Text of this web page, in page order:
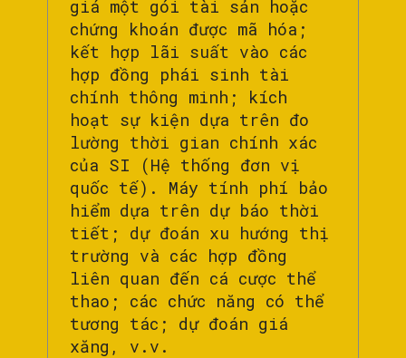
giá một gói tài sản hoặc
chứng khoán được mã hóa;
kết hợp lãi suất vào các
hợp đồng phái sinh tài
chính thông minh; kích
hoạt sự kiện dựa trên đo
lường thời gian chính xác
của SI (Hệ thống đơn vị
quốc tế). Máy tính phí bảo
hiểm dựa trên dự báo thời
tiết; dự đoán xu hướng thị
trường và các hợp đồng
liên quan đến cá cược thể
thao; các chức năng có thể
tương tác; dự đoán giá
xăng, v.v.